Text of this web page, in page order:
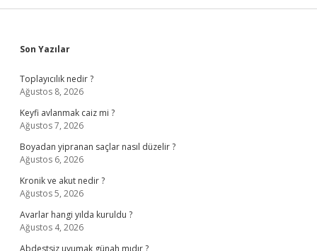
Sidebar
Son Yazılar
Toplayıcılık nedir ?
Ağustos 8, 2026
Keyfi avlanmak caiz mi ?
Ağustos 7, 2026
Boyadan yipranan saçlar nasıl düzelir ?
Ağustos 6, 2026
Kronik ve akut nedir ?
Ağustos 5, 2026
Avarlar hangi yılda kuruldu ?
Ağustos 4, 2026
Abdestsiz uyumak günah mıdır ?